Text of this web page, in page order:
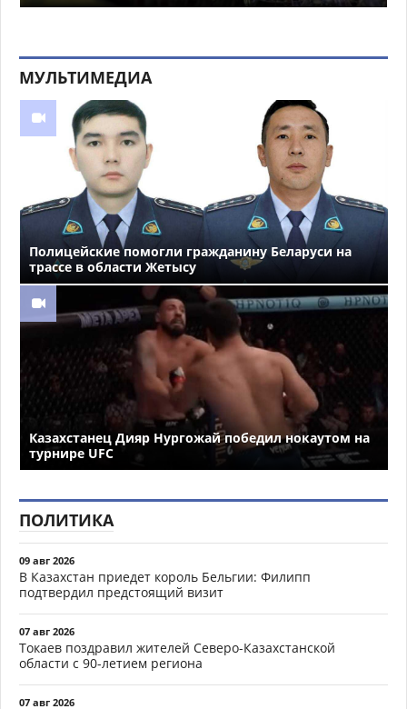
МУЛЬТИМЕДИА
Полицейские помогли гражданину Беларуси на
трассе в области Жетысу
Казахстанец Дияр Нургожай победил нокаутом на
турнире UFC
ПОЛИТИКА
09 авг 2026
В Казахстан приедет король Бельгии: Филипп
подтвердил предстоящий визит
07 авг 2026
Токаев поздравил жителей Северо-Казахстанской
области с 90-летием региона
07 авг 2026